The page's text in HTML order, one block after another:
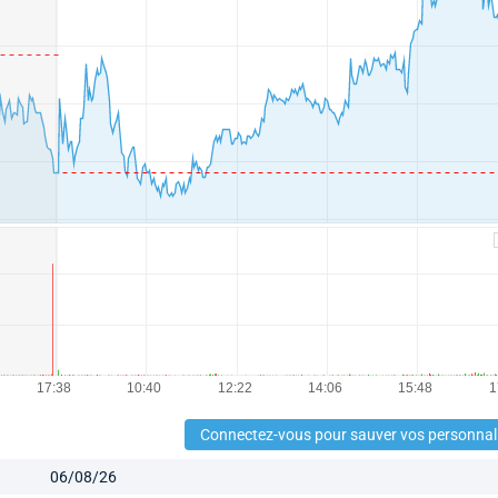
Connectez-vous pour sauver vos
06/08/26